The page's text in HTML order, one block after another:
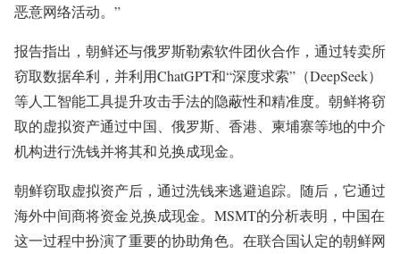
恶意网络活动。”
报告指出，朝鲜还与俄罗斯勒索软件团伙合作，通过转卖所
窃取数据牟利，并利用ChatGPT和“深度求索”（DeepSeek）
等人工智能工具提升攻击手法的隐蔽性和精准度。朝鲜将窃
取的虚拟资产通过中国、俄罗斯、香港、柬埔寨等地的中介
机构进行洗钱并将其和兑换成现金。
朝鲜窃取虚拟资产后，通过洗钱来逃避追踪。随后，它通过
海外中间商将资金兑换成现金。MSMT的分析表明，中国在
这一过程中扮演了重要的协助角色。在联合国认定的朝鲜网